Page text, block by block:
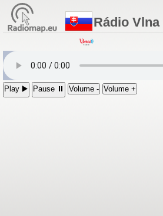
Rádio
Play ▶️ Pause ⏸ Volume - Volume +